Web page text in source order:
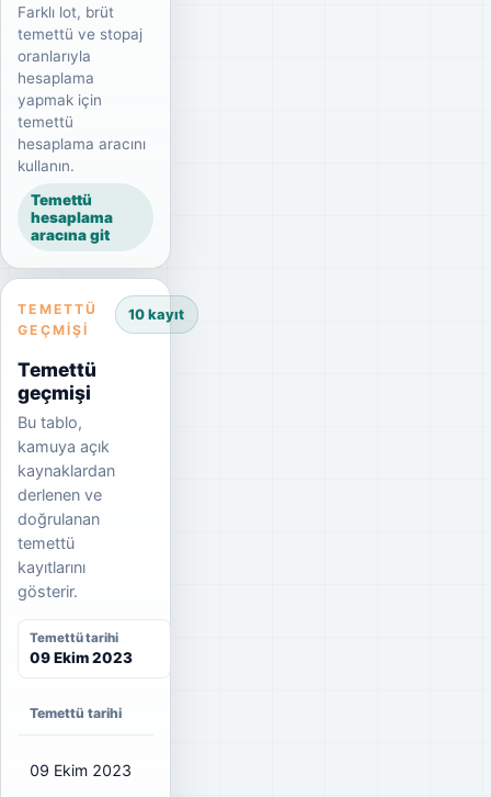
Farklı lot, brüt
temettü ve stopaj
oranlarıyla
hesaplama
yapmak için
temettü
hesaplama aracını
kullanın.
Temettü
hesaplama
aracına git
TEMETTÜ
GEÇMIŞI
Temettü
geçmişi
Bu tablo,
kamuya açık
kaynaklardan
derlenen ve
doğrulanan
temettü
kayıtlarını
gösterir.
10 kayıt
Temettü tarihi
09 Ekim 2023
Temettü tarihi
09 Ekim 2023